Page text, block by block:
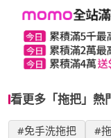
看更多「拖把」熱
#免手洗拖把 #